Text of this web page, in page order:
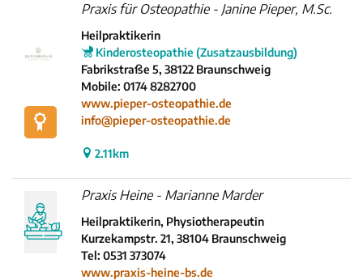
Praxis für Osteopathie - Janine Pieper, M.Sc.
Heilpraktikerin
Kinderosteopathie (Zusatzausbildung)
Fabrikstraße 5, 38122 Braunschweig
Mobile: 0174 8282700
www.pieper-osteopathie.de
info@pieper-osteopathie.de
2.11km
Praxis Heine - Marianne Marder
Heilpraktikerin, Physiotherapeutin
Kurzekampstr. 21, 38104 Braunschweig
Tel: 0531 373074
www.praxis-heine-bs.de